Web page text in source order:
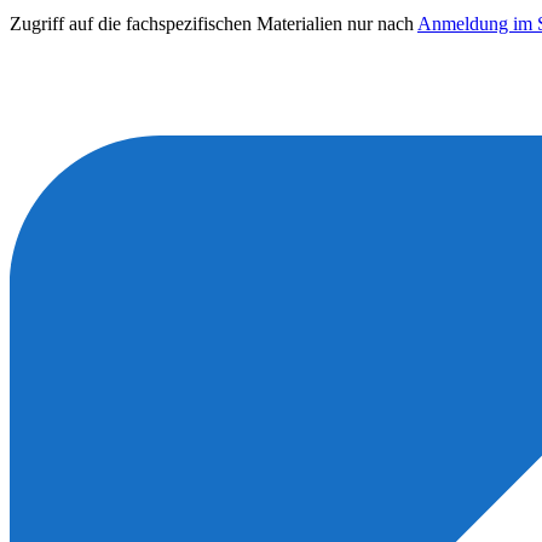
Zugriff auf die fachspezifischen Materialien nur nach Anmeldung im